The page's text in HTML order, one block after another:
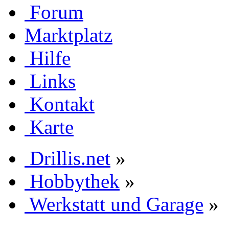
Forum
Marktplatz
Hilfe
Links
Kontakt
Karte
Drillis.net »
Hobbythek »
Werkstatt und Garage »